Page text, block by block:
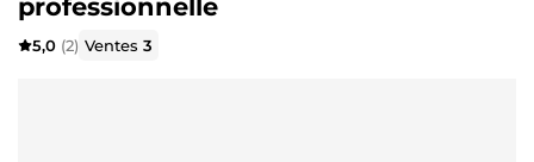
professionnelle
5,0 (2) Ventes3